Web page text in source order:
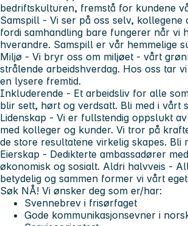
bedriftskulturen, fremstå for kundene
Samspill - Vi ser på oss selv, kollegene
fordi samhandling bare fungerer når vi
hverandre. Samspill er vår hemmelige
Miljø - Vi bryr oss om miljøet - vårt
strålende arbeidshverdag. Hos oss tar
en lysere fremtid.
Inkluderende - Et arbeidsliv for alle
blir sett, hørt og verdsatt. Bli med i vårt
Lidenskap - Vi er fullstendig oppslukt
med kolleger og kunder. Vi tror på
de store resultatene virkelig skapes. Bli
Eierskap - Dedikterte ambassadører
økonomisk og sosialt. Aldri halvveis -
betydelig og sammen former vi vårt
Søk NÅ! Vi ønsker deg som er/har:
Svennebrev i frisørfaget
Gode kommunikasjonsevner i